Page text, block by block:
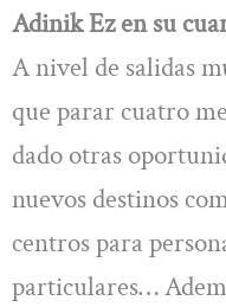
Adinik Ez en su
A nivel de salidas
que parar cuatro
dado otras
nuevos destinos
centros para
particulares…